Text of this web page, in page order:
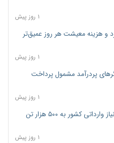
۱ روز پیش
و هزینه معیشت هر روز عمیق‌تر
۱ روز پیش
پردرآمد مشمول پرداخت
۱ روز پیش
پیش‌بینی افزایش تولید برنج؛ نیاز وارداتی کشور به ۵۰۰ هزار تن
۱ روز پیش